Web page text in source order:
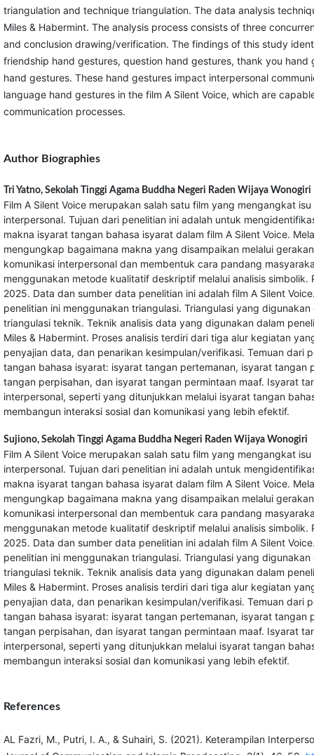
triangulation and technique triangulation. The data analysis
Miles & Habermint. The analysis process consists of three
and conclusion drawing/verification. The findings of this study
friendship hand gestures, question hand gestures, thank you
hand gestures. These hand gestures impact interpersonal
language hand gestures in the film A Silent Voice, which are
communication processes.
Author Biographies
Tri Yatno, Sekolah Tinggi Agama Buddha Negeri Raden Wijaya Wonogiri
Film A Silent Voice merupakan salah satu film yang mengangkat
interpersonal. Tujuan dari penelitian ini adalah untuk
makna isyarat tangan bahasa isyarat dalam film A Silent Voice.
mengungkap bagaimana makna yang disampaikan melalui
komunikasi interpersonal dan membentuk cara pandang
menggunakan metode kualitatif deskriptif melalui analisis
2025. Data dan sumber data penelitian ini adalah film A Silent
penelitian ini menggunakan triangulasi. Triangulasi yang
triangulasi teknik. Teknik analisis data yang digunakan dalam
Miles & Habermint. Proses analisis terdiri dari tiga alur kegiatan
penyajian data, dan penarikan kesimpulan/verifikasi. Temuan dari
tangan bahasa isyarat: isyarat tangan pertemanan, isyarat
tangan perpisahan, dan isyarat tangan permintaan maaf. Isyarat
interpersonal, seperti yang ditunjukkan melalui isyarat tangan
membangun interaksi sosial dan komunikasi yang lebih efektif.
Sujiono, Sekolah Tinggi Agama Buddha Negeri Raden Wijaya Wonogiri
Film A Silent Voice merupakan salah satu film yang mengangkat
interpersonal. Tujuan dari penelitian ini adalah untuk
makna isyarat tangan bahasa isyarat dalam film A Silent Voice.
mengungkap bagaimana makna yang disampaikan melalui
komunikasi interpersonal dan membentuk cara pandang
menggunakan metode kualitatif deskriptif melalui analisis
2025. Data dan sumber data penelitian ini adalah film A Silent
penelitian ini menggunakan triangulasi. Triangulasi yang
triangulasi teknik. Teknik analisis data yang digunakan dalam
Miles & Habermint. Proses analisis terdiri dari tiga alur kegiatan
penyajian data, dan penarikan kesimpulan/verifikasi. Temuan dari
tangan bahasa isyarat: isyarat tangan pertemanan, isyarat
tangan perpisahan, dan isyarat tangan permintaan maaf. Isyarat
interpersonal, seperti yang ditunjukkan melalui isyarat tangan
membangun interaksi sosial dan komunikasi yang lebih efektif.
References
AL Fazri, M., Putri, I. A., & Suhairi, S. (2021). Keterampilan